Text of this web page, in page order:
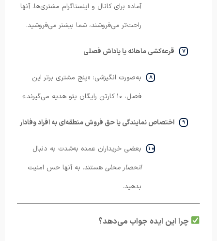
آماده برای کانال و اینستاگرام مشتری‌ها. آنها
راحت‌تر می‌فروشند، شما بیشتر می‌فروشید.
قرعه‌کشی ماهانه یا پاداش فصلی
به‌صورت انگیزشی: «پنج مشتری برتر این
فصل، ۱۰ کارتن رایگان پتو هدیه می‌گیرند.»
اختصاص نمایندگی یا حق فروش منطقه‌ای به افراد وفادار
بعضی خریداران عمده به‌شدت به دنبال
انحصار محلی هستند. به آنها حس امنیت
بدهید.
چرا این ایده جواب می‌دهد؟